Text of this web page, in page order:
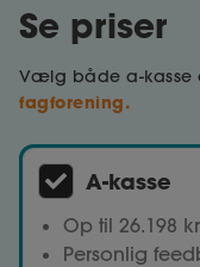
Se priser
Vælg både a-kasse
fagforening.
A-kasse
Op til 26.198
Personlig